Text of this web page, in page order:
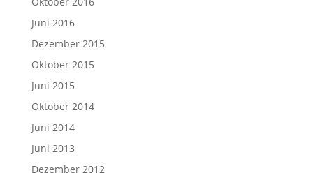
Juni 2016
Dezember 2015
Oktober 2015
Juni 2015
Oktober 2014
Juni 2014
Juni 2013
Dezember 2012